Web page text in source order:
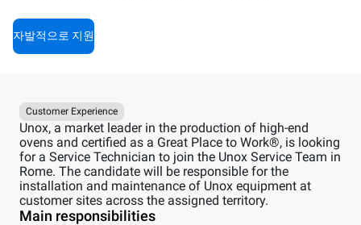
자발적으로 지원
Customer Experience
Unox, a market leader in the production of high-end
ovens and certified as a Great Place to Work®, is looking
for a Service Technician to join the Unox Service Team in
Rome. The candidate will be responsible for the
installation and maintenance of Unox equipment at
customer sites across the assigned territory.
Main responsibilities